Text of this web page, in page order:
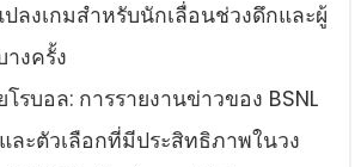
ลงเกมสําหรับนักเลื่อนช่วงดึกและผู้
งครั้ง
รบอล: การรายงานข่าวของ BSNL
ละตัวเลือกที่มีประสิทธิภาพในวง